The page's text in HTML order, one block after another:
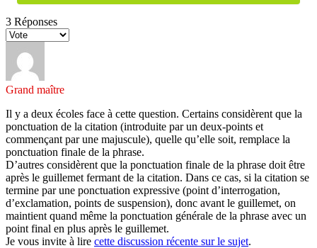
3 Réponses
Grand maître
Il y a deux écoles face à cette question. Certains considèrent que la
ponctuation de la citation (introduite par un deux-points et
commençant par une majuscule), quelle qu’elle soit, remplace la
ponctuation finale de la phrase.
D’autres considèrent que la ponctuation finale de la phrase doit être
après le guillemet fermant de la citation. Dans ce cas, si la citation se
termine par une ponctuation expressive (point d’interrogation,
d’exclamation, points de suspension), donc avant le guillemet, on
maintient quand même la ponctuation générale de la phrase avec un
point final en plus après le guillemet.
Je vous invite à lire cette discussion récente sur le sujet.